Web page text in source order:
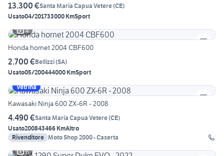
13.300 €Santa Maria Capua Vetere(CE)
Usato04/201733000 KmSport
4
Honda hornet 2004 CBF600
2.700 €Bellizzi(SA)
Usato05/200444000 KmSport
Vetrina
Kawasaki Ninja 600 ZX-6R - 2008
4.490 €Santa Maria Capua Vetere(CE)
Usato200843466 KmAltro
Rivenditore Moto Shop 2000 - Caserta
6